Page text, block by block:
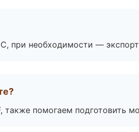
при необходимости —
также помогаем подготовить